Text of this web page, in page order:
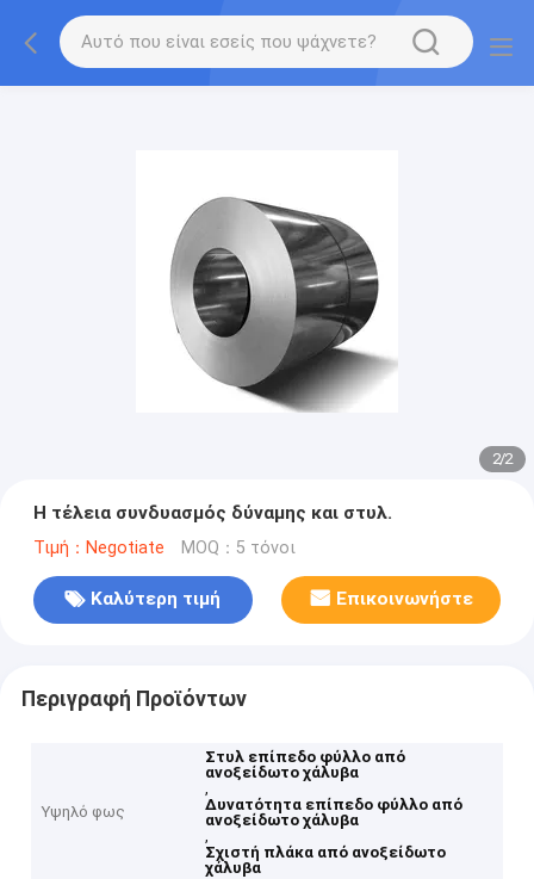
2/2
Η τέλεια συνδυασμός δύναμης και στυλ.
Τιμή：Negotiate MOQ：5 τόνοι
Καλύτερη τιμή Επικοινωνήστε
Περιγραφή Προϊόντων
Υψηλό φως
Στυλ επίπεδο φύλλο από
ανοξείδωτο χάλυβα
,
Δυνατότητα επίπεδο φύλλο από
ανοξείδωτο χάλυβα
,
Σχιστή πλάκα από ανοξείδωτο
χάλυβα